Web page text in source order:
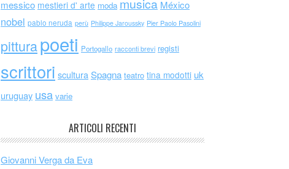
messico mestieri d' arte moda musica México
nobel pablo neruda perù Philippe Jaroussky Pier Paolo Pasolini
pitturapoeti Portogallo racconti brevi registi
scrittori scultura Spagna teatro tina modotti uk
uruguay usa varie
ARTICOLI RECENTI
Giovanni Verga da Eva